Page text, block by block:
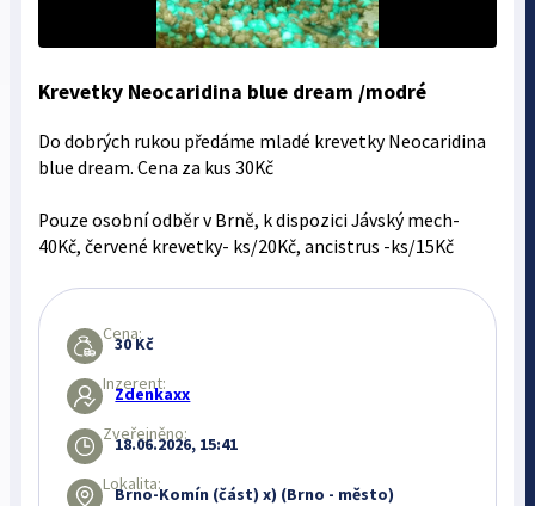
Krevetky Neocaridina blue dream /modré
Do dobrých rukou předáme mladé krevetky Neocaridina
blue dream. Cena za kus 30Kč
Pouze osobní odběr v Brně, k dispozici Jávský mech-
40Kč, červené krevetky- ks/20Kč, ancistrus -ks/15Kč
Cena:
30 Kč
Inzerent:
Zdenkaxx
Zveřejněno:
18.06.2026, 15:41
Lokalita:
Brno-Komín (část) x) (Brno - město)